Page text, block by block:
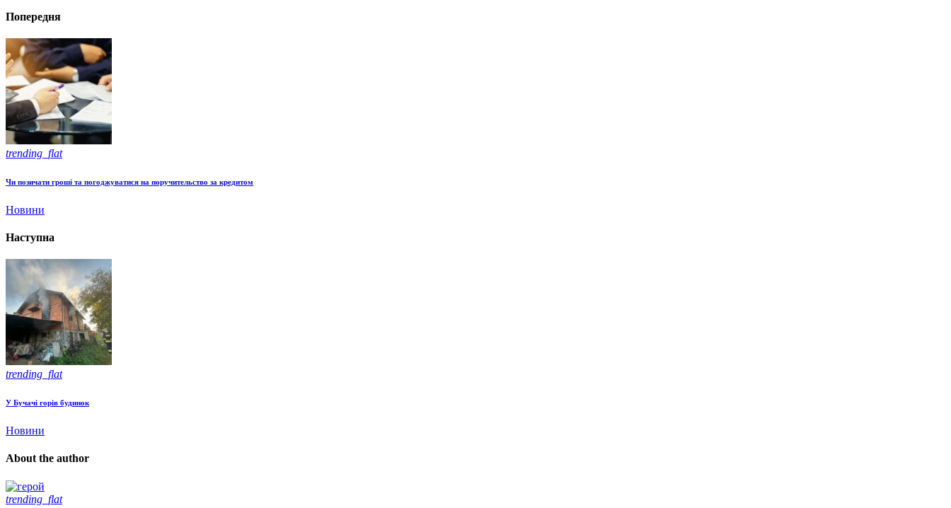
Попередня
trending_flat
Чи позичати гроші та погоджуватися на поручительство за кредитом
Новини
Наступна
trending_flat
У Бучачі горів будинок
Новини
About the author
trending_flat